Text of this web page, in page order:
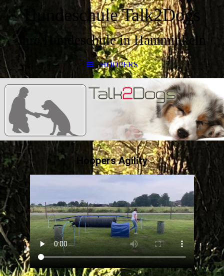
Hundeschule Talk2Dogs
Ihre Hundeschule in Hamminkeln
HOOPERS
Hoopers Agility